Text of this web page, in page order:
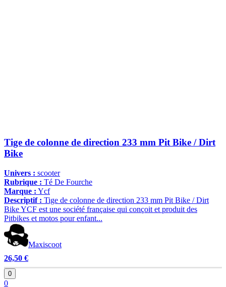
Tige de colonne de direction 233 mm Pit Bike / Dirt
Bike
Univers : scooter
Rubrique : Té De Fourche
Marque : Ycf
Descriptif : Tige de colonne de direction 233 mm Pit Bike / Dirt
Bike YCF est une société française qui conçoit et produit des
Pitbikes et motos pour enfant...
Maxiscoot
26,50 €
0
0